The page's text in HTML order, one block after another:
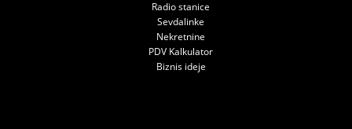
Radio stanice
Sevdalinke
Nekretnine
PDV Kalkulator
Biznis ideje